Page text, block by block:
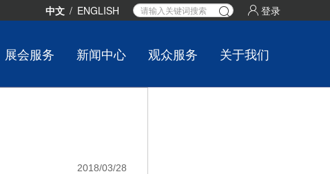
中文 / ENGLISH 登录
展会服务 新闻中心 观众服务 关于我们
2018/03/28